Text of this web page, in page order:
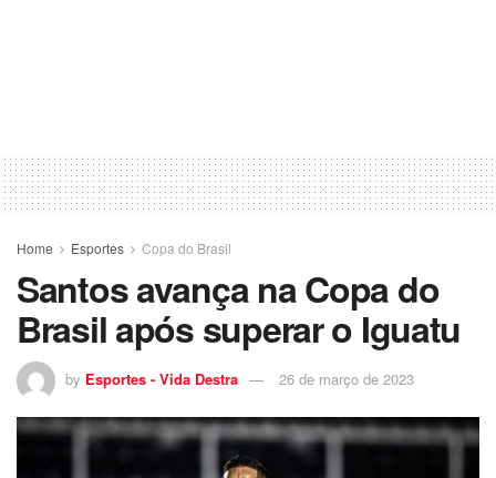
Home Esportes Copa do Brasil
Santos avança na Copa do
Brasil após superar o Iguatu
by Esportes - Vida Destra 26 de março de 2023